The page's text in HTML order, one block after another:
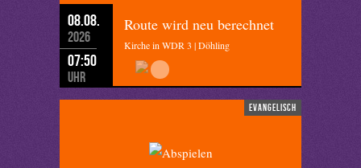
08.08.
2026
07:50
Uhr
Route wird neu berechnet
Kirche in WDR 3 | Döhling
evangelisch